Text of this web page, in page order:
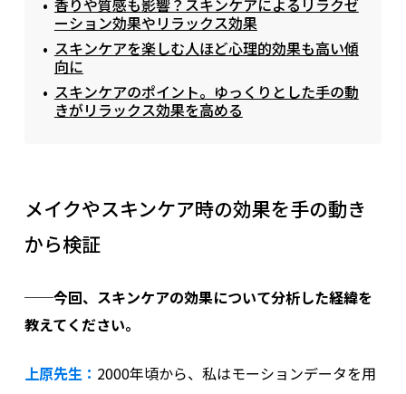
ーション効果やリラックス効果
スキンケアを楽しむ人ほど心理的効果も高い傾
向に
スキンケアのポイント。ゆっくりとした手の動
きがリラックス効果を高める
メイクやスキンケア時の効果を手の動き
から検証
──今回、スキンケアの効果について分析した経緯を
教えてください。
上原先生： 2000年頃から、私はモーションデータを用